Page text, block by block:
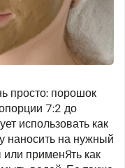
просто: порошок
7:2 до
использовать как
наносить на нужный
применять как